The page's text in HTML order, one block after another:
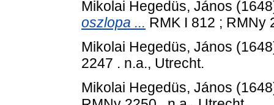
Mikolai Hegedüs, János
oszlopa ... RMK I 812 ; RMNy
Mikolai Hegedüs, János
2247 . n.a., Utrecht.
Mikolai Hegedüs, János